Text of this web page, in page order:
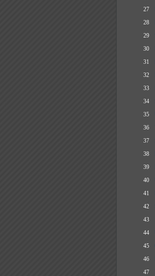
27
28
29
30
31
32
33
34
35
36
37
38
39
40
41
42
43
44
45
46
47